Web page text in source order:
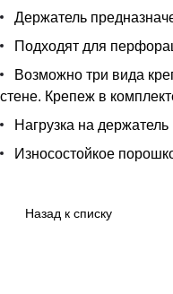
Держатель
Подходят для
Возможно три вида
стене. Крепеж в
Нагрузка на держатель
Износостойкое
Назад к списку